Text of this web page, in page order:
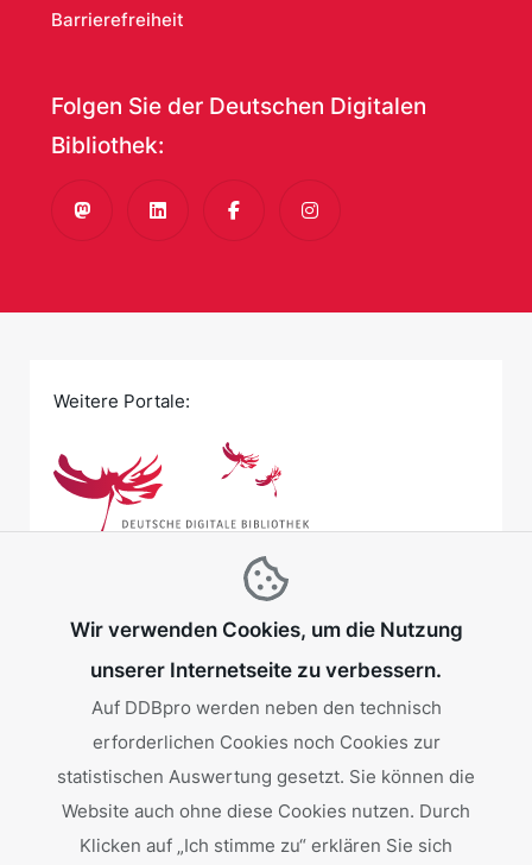
Wir verwenden Cookies, um die Nutzung
unserer Internetseite zu verbessern.
Auf DDBpro werden neben den technisch
erforderlichen Cookies noch Cookies zur
statistischen Auswertung gesetzt. Sie können die
Website auch ohne diese Cookies nutzen. Durch
Klicken auf „Ich stimme zu“ erklären Sie sich
Barrierefreiheit
Folgen Sie der Deutschen Digitalen
Bibliothek:
MastodonLinkedInFacebookInstagram
Weitere Portale:
Gefördert von: